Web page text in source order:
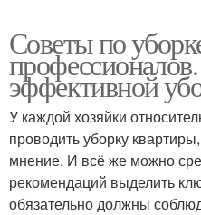
Советы по
эффективной
У каждой хозяйки
проводить уборку
мнение. И всё же можно
рекомендаций выделить
обязательно должны